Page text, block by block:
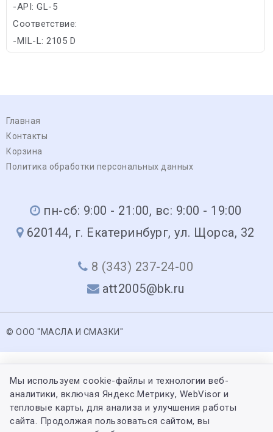
-API: GL-5
Соответствие:
-MIL-L: 2105 D
Главная
Контакты
Корзина
Политика обработки персональных данных
пн-сб: 9:00 - 21:00, вс: 9:00 - 19:00
620144, г. Екатеринбург, ул. Щорса, 32
8 (343) 237-24-00
att2005@bk.ru
© ООО "МАСЛА И СМАЗКИ"
Мы используем cookie-файлы и технологии веб-
аналитики, включая Яндекс.Метрику, WebVisor и
тепловые карты, для анализа и улучшения работы
сайта. Продолжая пользоваться сайтом, вы